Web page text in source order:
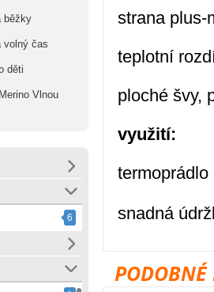
běžky
volný čas
děti
Vlnou
6
strana plus-
teplotní
ploché švy,
využití:
snadná
PODOBNÉ